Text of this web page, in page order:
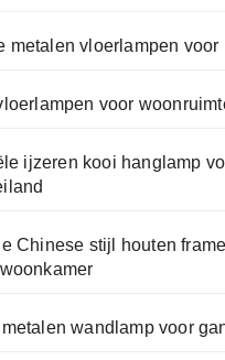
metalen vloerlampen voor
voor
ijzeren kooi hanglamp
Chinese stijl houten
wandlamp voor